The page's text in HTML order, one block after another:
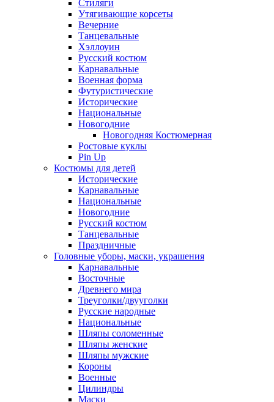
Стиляги
Утягивающие корсеты
Вечерние
Танцевальные
Хэллоуин
Русский костюм
Карнавальные
Военная форма
Футуристические
Исторические
Национальные
Новогодние
Новогодняя Костюмерная
Ростовые куклы
Pin Up
Костюмы для детей
Исторические
Карнавальные
Национальные
Новогодние
Русский костюм
Танцевальные
Праздничные
Головные уборы, маски, украшения
Карнавальные
Восточные
Древнего мира
Треуголки/двууголки
Русские народные
Национальные
Шляпы соломенные
Шляпы женские
Шляпы мужские
Короны
Военные
Цилиндры
Маски